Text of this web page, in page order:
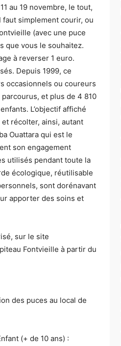
au 19 novembre, le tout,
simplement courir, ou
(avec une puce
que vous le souhaitez.
à reverser 1 euro.
Depuis 1999, ce
occasionnels ou coureurs
et plus de 4 810
L’objectif affiché
récolter, ainsi, autant
Ouattara qui est le
son engagement
utilisés pendant toute la
écologique, réutilisable
sont dorénavant
apporter des soins et
sur le site
Fontvieille à partir du
des puces au local de
(+ de 10 ans) :